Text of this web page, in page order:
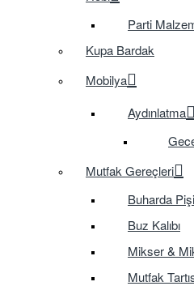
Parti
Kupa Bardak
Mobilya
Aydınlatma
Mutfak Gereçleri
Buharda
Buz Kalıbı
Mikser &
Mutfak